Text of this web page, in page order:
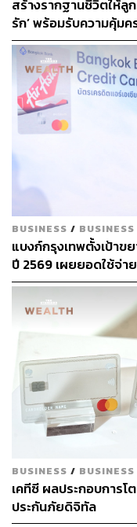
สร้างรากฐานชีวิตให้
รัก’ พร้อมรับความคุ้ม
บาท ดอกเบี้ยรับเต็ม
BUSINESS / BUSINESS
แบงก์กรุงเทพตั้งเป้าข
ปี 2569 เผยยอดใช้จ่า
โตต่ำ
BUSINESS / BUSINESS
เคทีซี ผลประกอบการโ
ประกันภัยดิจิทัล